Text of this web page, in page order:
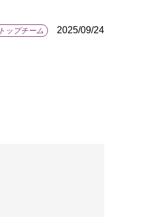
トップチーム 2025/09/24